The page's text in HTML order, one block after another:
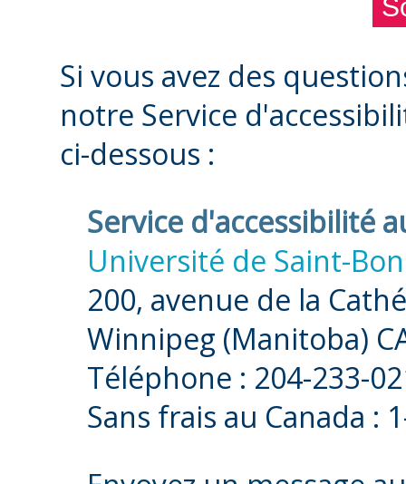
Si vous avez des
notre Service
ci-dessous :
Service d'accessibilité
Université de Saint-
200, avenue de la
Winnipeg (Manitoba)
Téléphone : 204-233-
Sans frais au Canada :